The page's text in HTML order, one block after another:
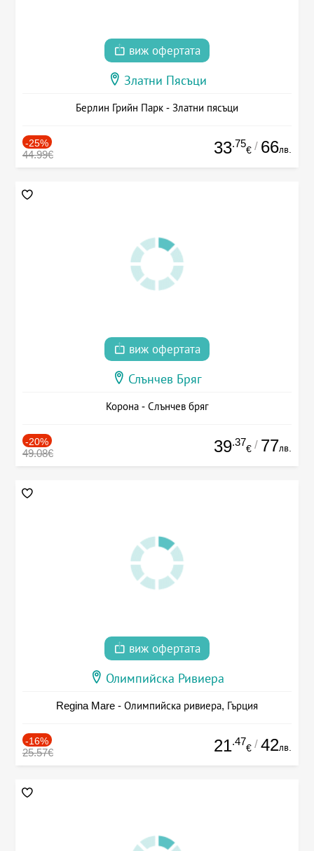
виж офертата
Златни Пясъци
Берлин Грийн Парк - Златни пясъци
-25%
44.99€ 33.75
€ / 66лв.
виж офертата
Слънчев Бряг
Корона - Слънчев бряг
-20%
49.08€ 39.37
€ / 77лв.
виж офертата
Олимпийска Ривиера
Regina Mare - Олимпийска ривиера, Гърция
-16%
25.57€ 21.47
€ / 42лв.